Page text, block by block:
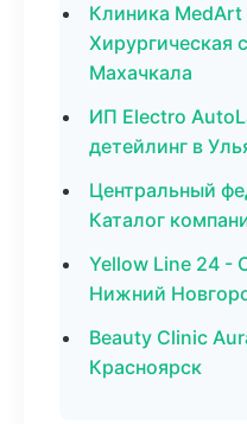
Клиника MedArt
Хирургическая
Махачкала
ИП Electro
детейлинг в
Центральный
Каталог
Yellow Line 24 -
Нижний
Beauty Clinic
Красноярск